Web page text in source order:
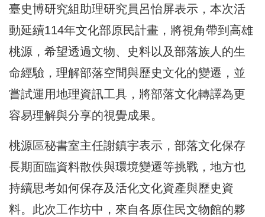
臺史博研究組助理研究員呂怡屏表示，本次活
動延續114年文化部原民計畫，將視角帶到高雄
桃源，希望透過文物、史料以及部落族人的生
命經驗，理解部落空間與歷史文化的變遷，並
嘗試運用地理資訊工具，將部落文化轉譯為更
容易理解與分享的視覺成果。
桃源區秘書室主任謝鎮宇表示，部落文化保存
長期面臨資料散佚與環境變遷等挑戰，地方也
持續思考如何保存及活化文化資產與歷史資
料。此次工作坊中，來自各原住民文物館的夥